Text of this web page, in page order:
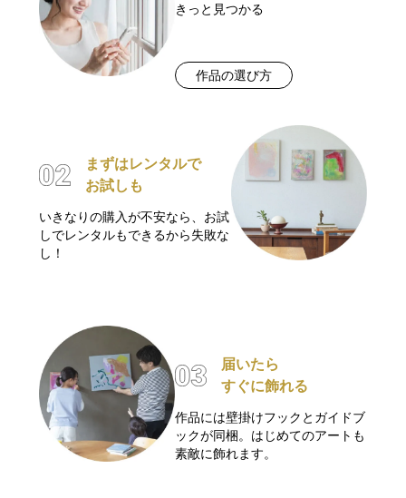
きっと見つかる
作品の選び方
まずはレンタルで
お試しも
いきなりの購入が不安なら、お試
しでレンタルもできるから失敗な
し！
届いたら
すぐに飾れる
作品には壁掛けフックとガイドブ
ックが同梱。はじめてのアートも
素敵に飾れます。